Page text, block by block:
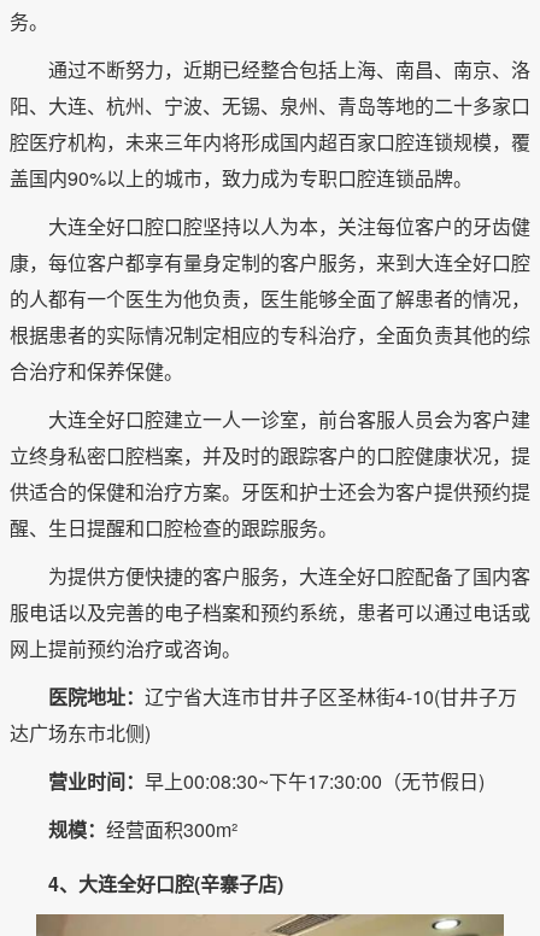
务。
通过不断努力，近期已经整合包括上海、南昌、南京、洛
阳、大连、杭州、宁波、无锡、泉州、青岛等地的二十多家口
腔医疗机构，未来三年内将形成国内超百家口腔连锁规模，覆
盖国内90%以上的城市，致力成为专职口腔连锁品牌。
大连全好口腔口腔坚持以人为本，关注每位客户的牙齿健
康，每位客户都享有量身定制的客户服务，来到大连全好口腔
的人都有一个医生为他负责，医生能够全面了解患者的情况，
根据患者的实际情况制定相应的专科治疗，全面负责其他的综
合治疗和保养保健。
大连全好口腔建立一人一诊室，前台客服人员会为客户建
立终身私密口腔档案，并及时的跟踪客户的口腔健康状况，提
供适合的保健和治疗方案。牙医和护士还会为客户提供预约提
醒、生日提醒和口腔检查的跟踪服务。
为提供方便快捷的客户服务，大连全好口腔配备了国内客
服电话以及完善的电子档案和预约系统，患者可以通过电话或
网上提前预约治疗或咨询。
医院地址： 辽宁省大连市甘井子区圣林街4-10(甘井子万
达广场东市北侧)
营业时间： 早上00:08:30~下午17:30:00（无节假日)
规模： 经营面积300m²
4、大连全好口腔(辛寨子店)